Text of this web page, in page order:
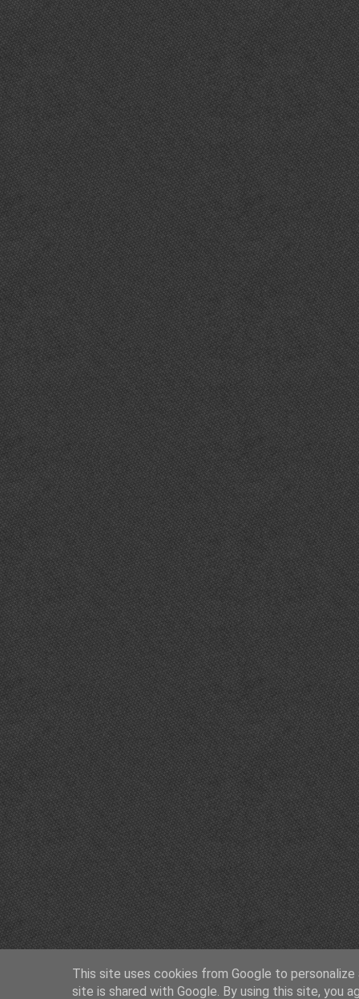
This site uses cookies from Google to
site is shared with Google. By using this site, you